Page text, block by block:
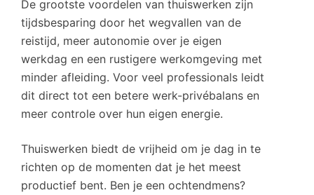
De grootste voordelen van thuiswerken zijn
tijdsbesparing door het wegvallen van de
reistijd, meer autonomie over je eigen
werkdag en een rustigere werkomgeving met
minder afleiding. Voor veel professionals leidt
dit direct tot een betere werk-privébalans en
meer controle over hun eigen energie.
Thuiswerken biedt de vrijheid om je dag in te
richten op de momenten dat je het meest
productief bent. Ben je een ochtendmens?